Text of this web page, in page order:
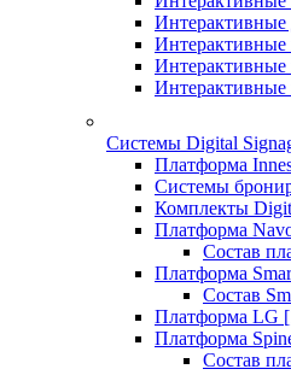
Интерактивные
Интерактивные
Системы Digital
Платформа
Системы
Комплекты
Платформа
Состав
Платформа
Состав
Платформа LG
Платформа
Состав